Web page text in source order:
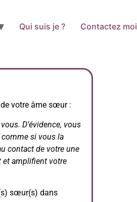
Qui suis je ? Contactez moi
votre âme sœur :
D’évidence, vous
comme si vous la
contact de votre une
et amplifient votre
sœur(s) dans